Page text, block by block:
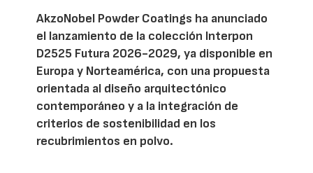
AkzoNobel Powder Coatings ha anunciado
el lanzamiento de la colección Interpon
D2525 Futura 2026-2029, ya disponible en
Europa y Norteamérica, con una propuesta
orientada al diseño arquitectónico
contemporáneo y a la integración de
criterios de sostenibilidad en los
recubrimientos en polvo.